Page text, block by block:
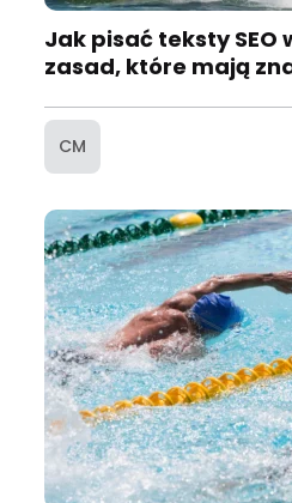
Jak pisać teksty SEO
zasad, które mają
CM